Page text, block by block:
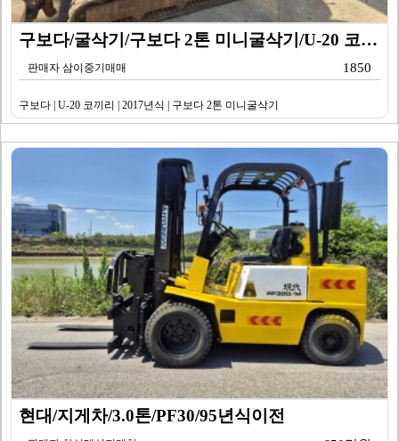
구보다/굴삭기/구보다 2톤 미니굴삭기/U-20 코끼리/…
판매자 삼이중기매매 1850
구보다 | U-20 코끼리 | 2017년식 | 구보다 2톤 미니굴삭기
현대/지게차/3.0톤/PF30/95년식이전